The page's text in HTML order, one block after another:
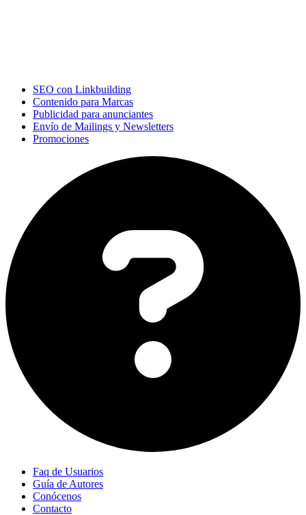
SEO con Linkbuilding
Contenido para Marcas
Publicidad para anunciantes
Envío de Mailings y Newsletters
Promociones
Faq de Usuarios
Guía de Autores
Conócenos
Contacto